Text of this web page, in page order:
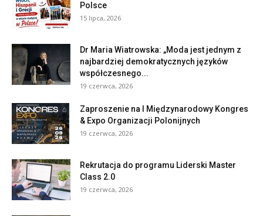
Polsce
15 lipca, 2026
Dr Maria Wiatrowska: „Moda jest jednym z
najbardziej demokratycznych języków
współczesnego...
19 czerwca, 2026
Zaproszenie na I Międzynarodowy Kongres
& Expo Organizacji Polonijnych
19 czerwca, 2026
Rekrutacja do programu Liderski Master
Class 2.0
19 czerwca, 2026